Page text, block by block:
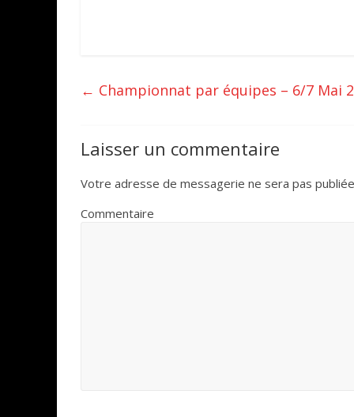
← Championnat par équipes – 6/7 Mai
Laisser un commentaire
Votre adresse de messagerie ne sera pas
Commentaire